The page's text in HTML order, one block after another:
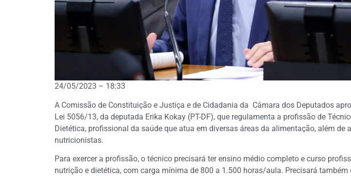
24/05/2023 – 18:33
A Comissão de Constituição e Justiça e de Cidadania da Câmara dos Deputados
Lei 5056/13, da deputada Erika Kokay (PT-DF), que regulamenta a profissão de
Dietética, profissional da saúde que atua em diversas áreas da alimentação, além de
nutricionistas.
Para exercer a profissão, o técnico precisará ter ensino médio completo e curso
nutrição e dietética, com carga mínima de 800 a 1.500 horas/aula. Precisará também